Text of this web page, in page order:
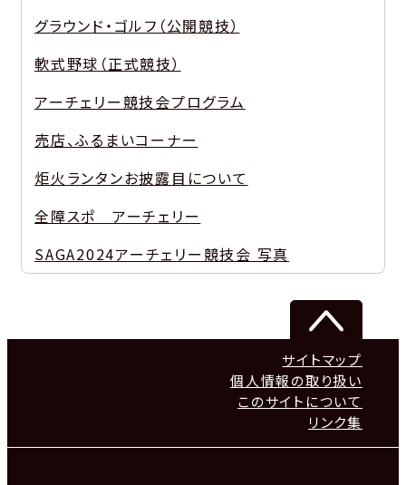
グラウンド・ゴルフ（公開競技）
軟式野球（正式競技）
アーチェリー競技会プログラム
売店、ふるまいコーナー
炬火ランタンお披露目について
全障スポ アーチェリー
SAGA2024アーチェリー競技会 写真
サイトマップ
個人情報の取り扱い
このサイトについて
リンク集